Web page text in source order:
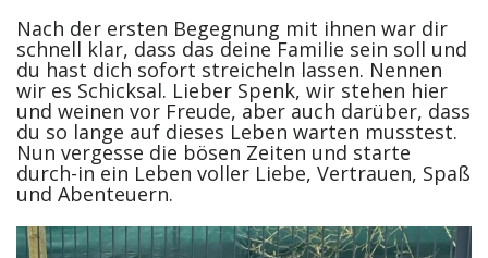
Nach der ersten Begegnung mit ihnen war dir
schnell klar, dass das deine Familie sein soll und
du hast dich sofort streicheln lassen. Nennen
wir es Schicksal. Lieber Spenk, wir stehen hier
und weinen vor Freude, aber auch darüber, dass
du so lange auf dieses Leben warten musstest.
Nun vergesse die bösen Zeiten und starte
durch-in ein Leben voller Liebe, Vertrauen, Spaß
und Abenteuern.